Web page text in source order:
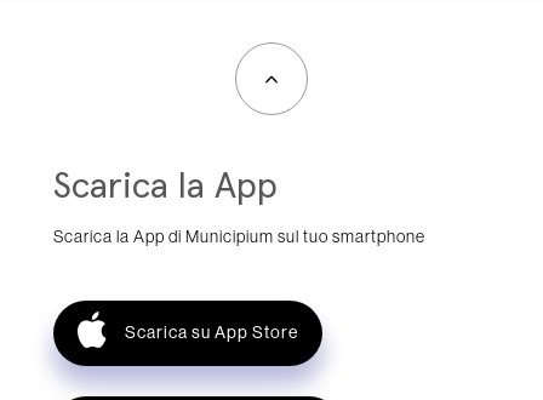
Scarica la App
Scarica la App di Municipium sul tuo smartphone
Scarica su App Store